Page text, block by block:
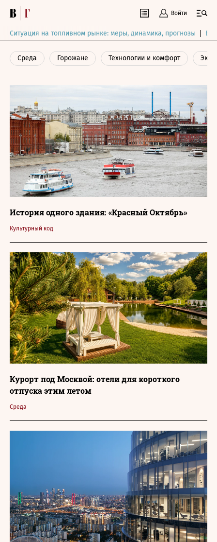
Войти
Ситуация на топливном рынке: меры, динамика, прогнозы
Среда Горожане Технологии и комфорт
Культурный код
История одного здания: «Красный Октябрь»
Среда
Курорт под Москвой: отели для короткого
отпуска этим летом